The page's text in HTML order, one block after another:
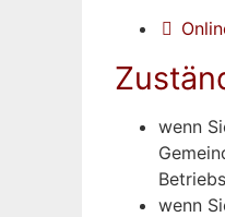
wenn
wenn